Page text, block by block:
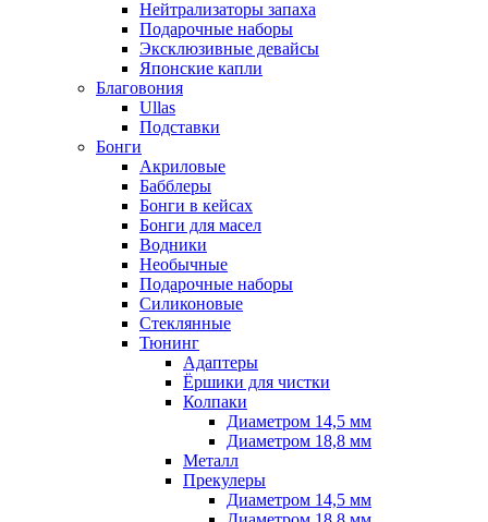
Нейтрализаторы запаха
Подарочные наборы
Эксклюзивные девайсы
Японские капли
Благовония
Ullas
Подставки
Бонги
Акриловые
Бабблеры
Бонги в кейсах
Бонги для масел
Водники
Необычные
Подарочные наборы
Силиконовые
Стеклянные
Тюнинг
Адаптеры
Ёршики для чистки
Колпаки
Диаметром 14,5 мм
Диаметром 18,8 мм
Металл
Прекулеры
Диаметром 14,5 мм